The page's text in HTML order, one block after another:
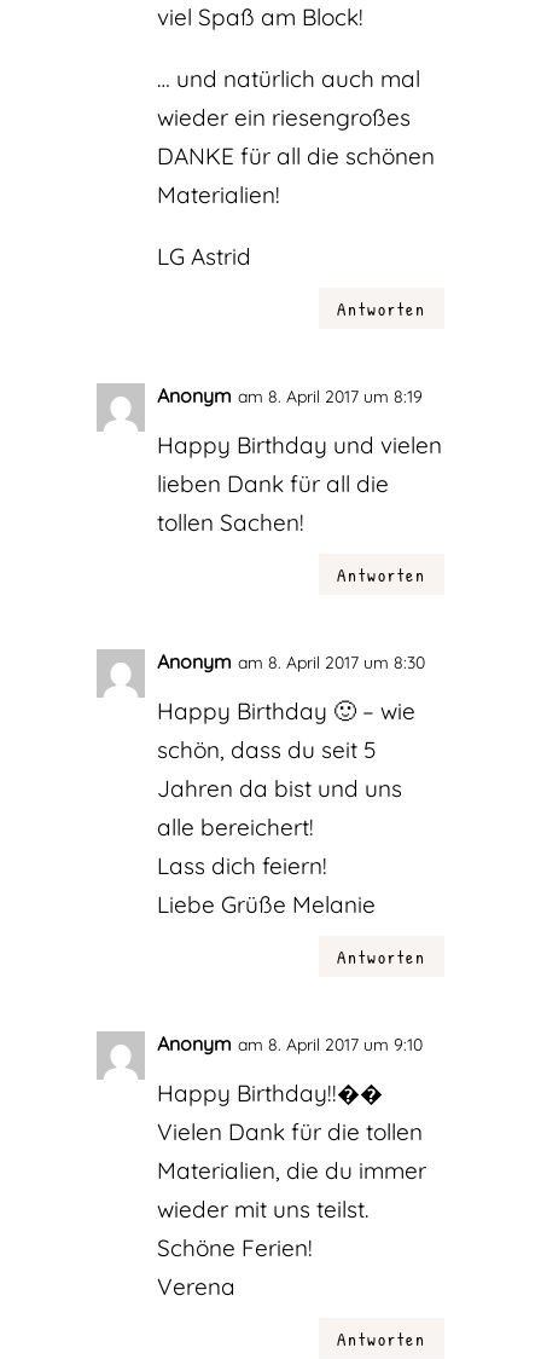
viel Spaß am Block!
… und natürlich auch mal
wieder ein riesengroßes
DANKE für all die schönen
Materialien!
LG Astrid
Antworten
Anonym am 8. April 2017 um 8:19
Happy Birthday und vielen
lieben Dank für all die
tollen Sachen!
Antworten
Anonym am 8. April 2017 um 8:30
Happy Birthday 🙂 – wie
schön, dass du seit 5
Jahren da bist und uns
alle bereichert!
Lass dich feiern!
Liebe Grüße Melanie
Antworten
Anonym am 8. April 2017 um 9:10
Happy Birthday!!��
Vielen Dank für die tollen
Materialien, die du immer
wieder mit uns teilst.
Schöne Ferien!
Verena
Antworten